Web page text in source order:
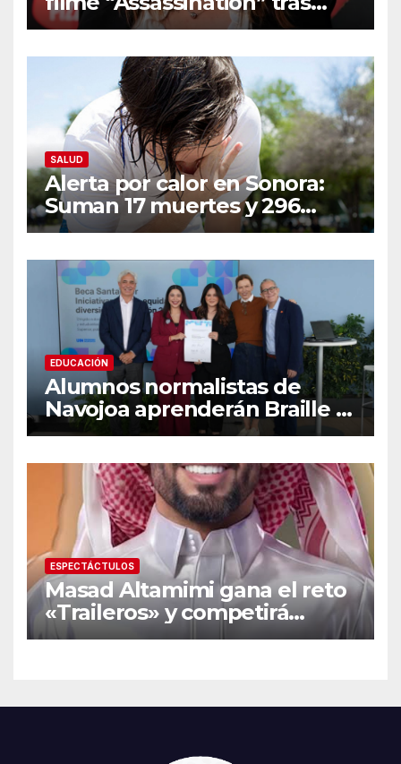
resurgir denuncias de
SALUD
Alerta por calor en Sonora:
Suman 17 muertes y 296
casos; estas son las
señales de alarma
EDUCACIÓN
Alumnos normalistas de
Navojoa aprenderán Braille y
Lengua de Señas tras ganar
ESPECTÁCTULOS
Masad Altamimi gana el reto
«Traileros» y competirá
contra Moisés Peñaloza por